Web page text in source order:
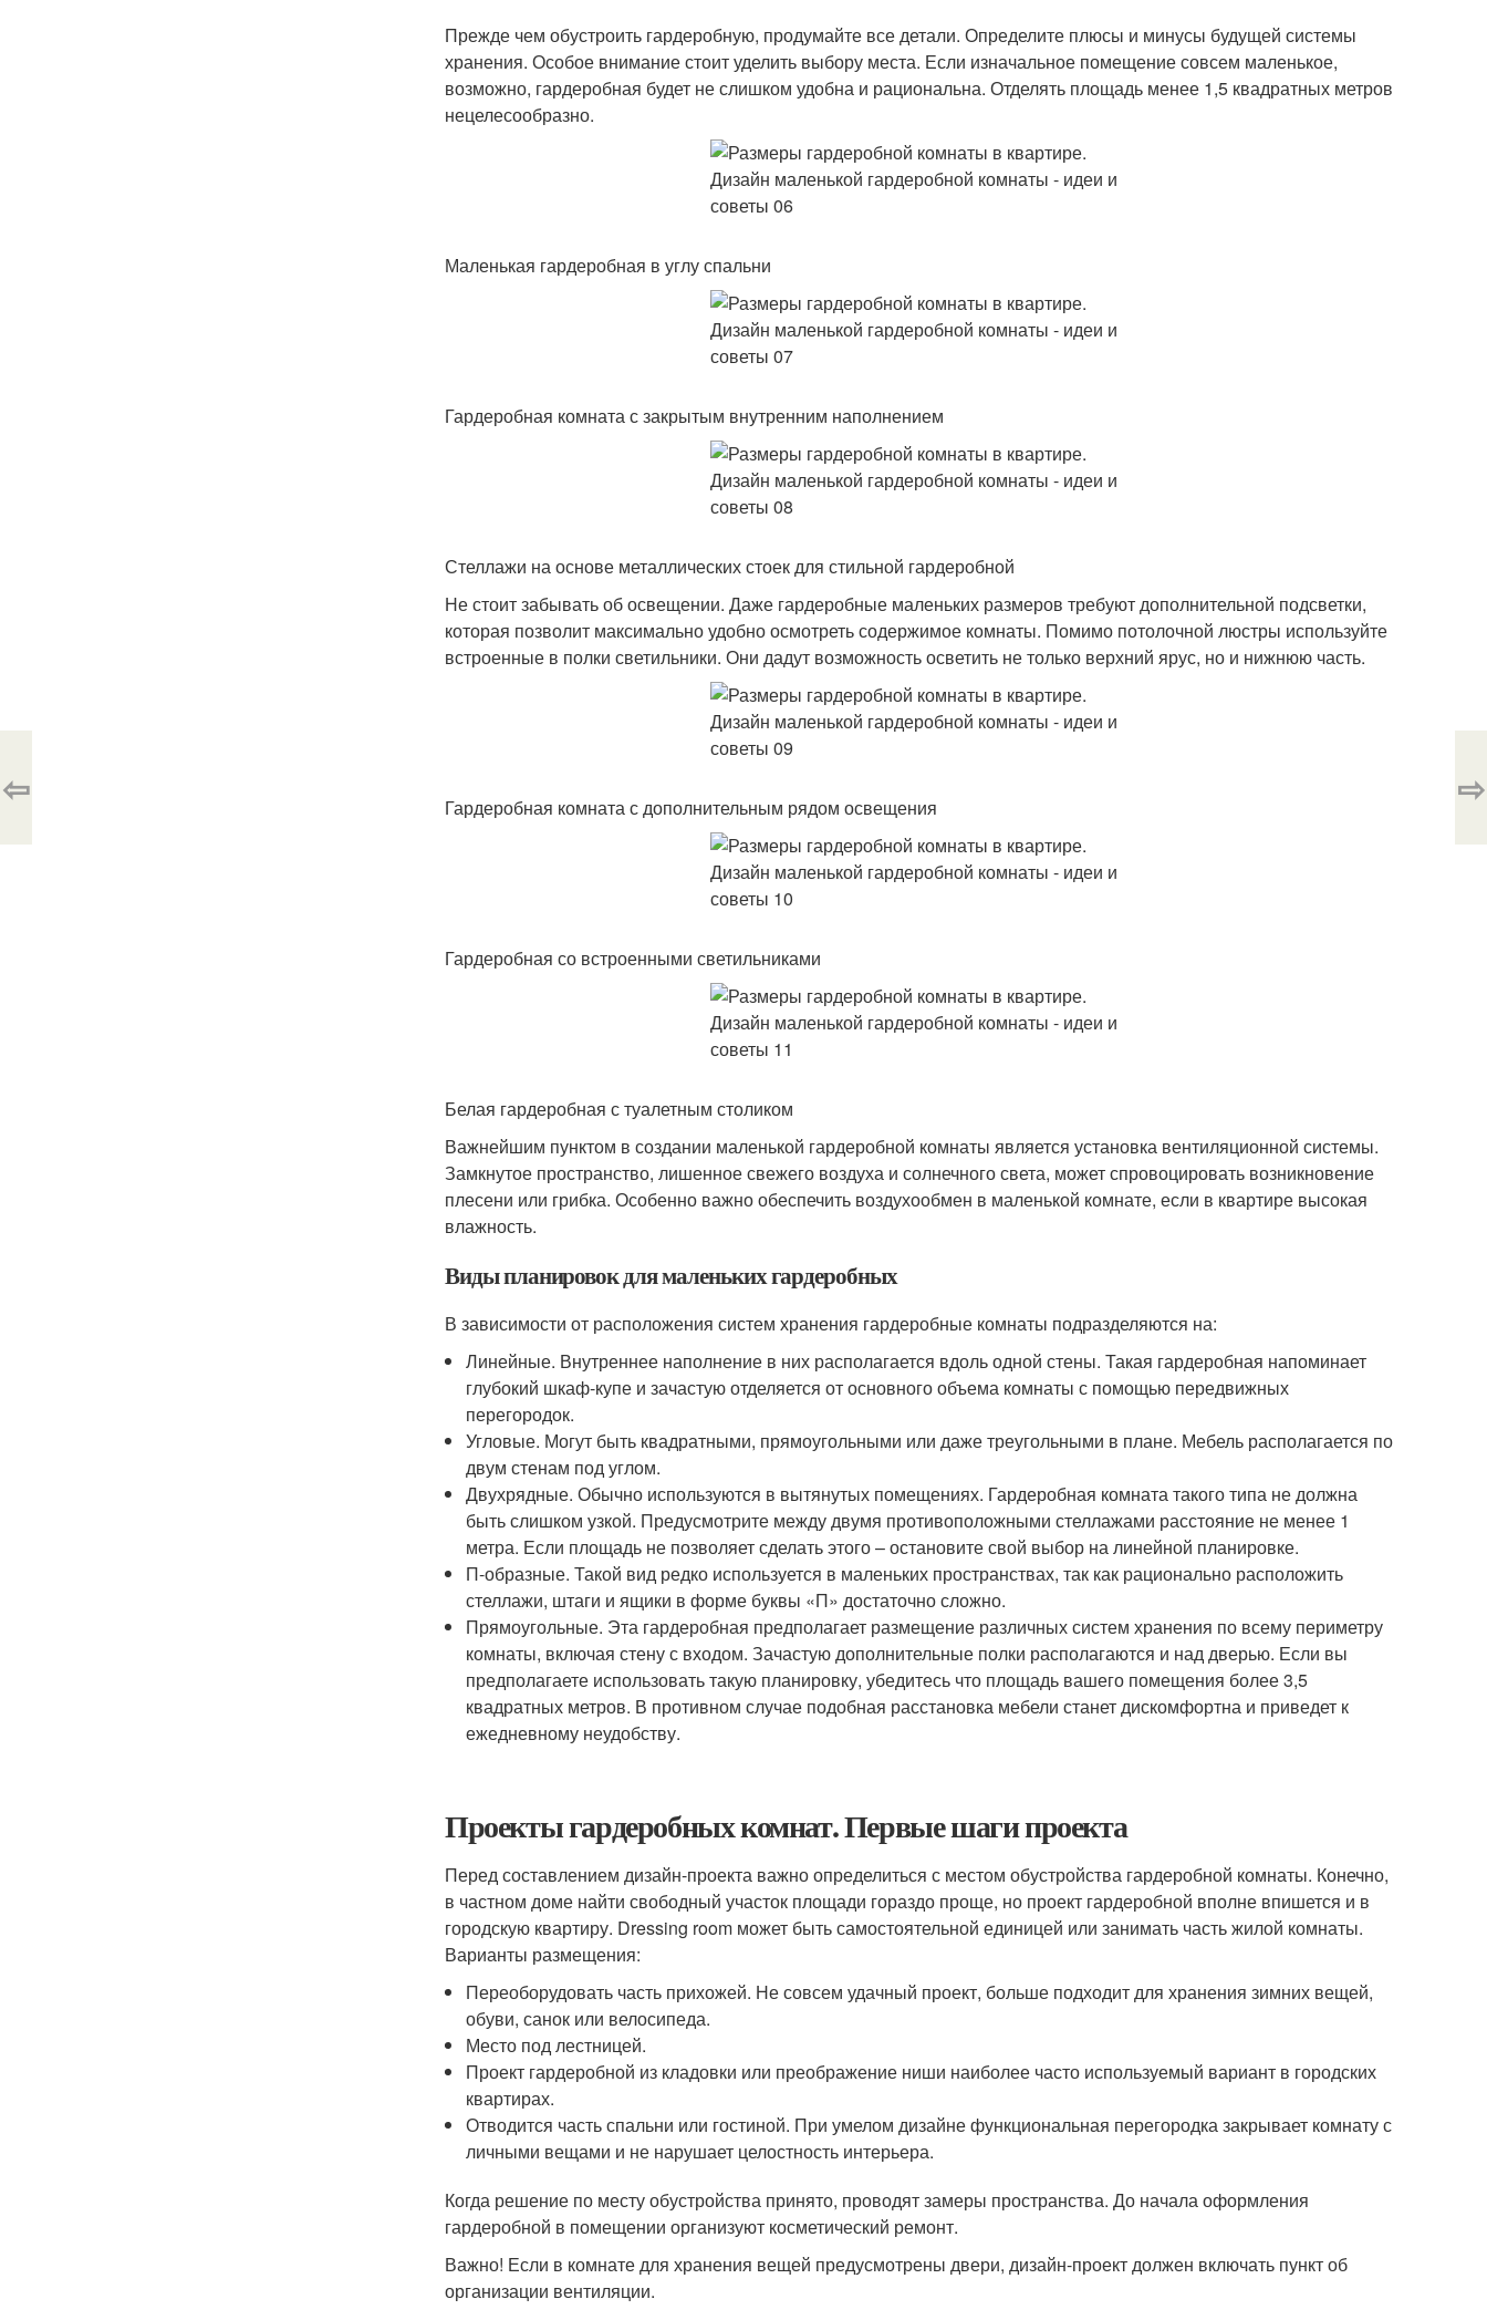
Прежде чем обустроить гардеробную, продумайте все детали. Определите плюсы и минусы будущей системы
хранения. Особое внимание стоит уделить выбору места. Если изначальное помещение совсем маленькое,
возможно, гардеробная будет не слишком удобна и рациональна. Отделять площадь менее 1,5 квадратных метров
нецелесообразно.
Маленькая гардеробная в углу спальни
Гардеробная комната с закрытым внутренним наполнением
Стеллажи на основе металлических стоек для стильной гардеробной
Не стоит забывать об освещении. Даже гардеробные маленьких размеров требуют дополнительной подсветки,
которая позволит максимально удобно осмотреть содержимое комнаты. Помимо потолочной люстры используйте
встроенные в полки светильники. Они дадут возможность осветить не только верхний ярус, но и нижнюю часть.
Гардеробная комната с дополнительным рядом освещения
Гардеробная со встроенными светильниками
Белая гардеробная с туалетным столиком
Важнейшим пунктом в создании маленькой гардеробной комнаты является установка вентиляционной системы.
Замкнутое пространство, лишенное свежего воздуха и солнечного света, может спровоцировать возникновение
плесени или грибка. Особенно важно обеспечить воздухообмен в маленькой комнате, если в квартире высокая
влажность.
Виды планировок для маленьких гардеробных
В зависимости от расположения систем хранения гардеробные комнаты подразделяются на:
Линейные. Внутреннее наполнение в них располагается вдоль одной стены. Такая гардеробная напоминает
глубокий шкаф-купе и зачастую отделяется от основного объема комнаты с помощью передвижных
перегородок.
Угловые. Могут быть квадратными, прямоугольными или даже треугольными в плане. Мебель располагается по
двум стенам под углом.
Двухрядные. Обычно используются в вытянутых помещениях. Гардеробная комната такого типа не должна
быть слишком узкой. Предусмотрите между двумя противоположными стеллажами расстояние не менее 1
метра. Если площадь не позволяет сделать этого – остановите свой выбор на линейной планировке.
П-образные. Такой вид редко используется в маленьких пространствах, так как рационально расположить
стеллажи, штаги и ящики в форме буквы «П» достаточно сложно.
Прямоугольные. Эта гардеробная предполагает размещение различных систем хранения по всему периметру
комнаты, включая стену с входом. Зачастую дополнительные полки располагаются и над дверью. Если вы
предполагаете использовать такую планировку, убедитесь что площадь вашего помещения более 3,5
квадратных метров. В противном случае подобная расстановка мебели станет дискомфортна и приведет к
ежедневному неудобству.
Проекты гардеробных комнат. Первые шаги проекта
Перед составлением дизайн-проекта важно определиться с местом обустройства гардеробной комнаты. Конечно,
в частном доме найти свободный участок площади гораздо проще, но проект гардеробной вполне впишется и в
городскую квартиру. Dressing room может быть самостоятельной единицей или занимать часть жилой комнаты.
Варианты размещения:
Переоборудовать часть прихожей. Не совсем удачный проект, больше подходит для хранения зимних вещей,
обуви, санок или велосипеда.
Место под лестницей.
Проект гардеробной из кладовки или преображение ниши наиболее часто используемый вариант в городских
квартирах.
Отводится часть спальни или гостиной. При умелом дизайне функциональная перегородка закрывает комнату с
личными вещами и не нарушает целостность интерьера.
Когда решение по месту обустройства принято, проводят замеры пространства. До начала оформления
гардеробной в помещении организуют косметический ремонт.
Важно! Если в комнате для хранения вещей предусмотрены двери, дизайн-проект должен включать пункт об
организации вентиляции.
⇦ ⇨